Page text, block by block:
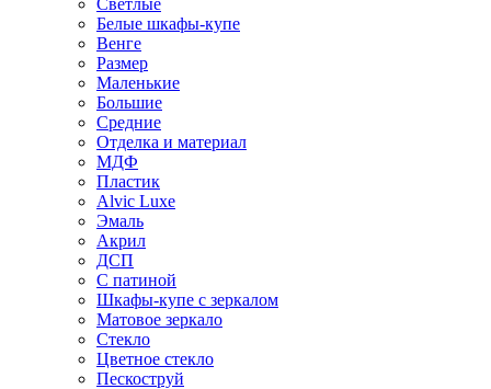
Светлые
Белые шкафы-купе
Венге
Размер
Маленькие
Большие
Средние
Отделка и материал
МДФ
Пластик
Alvic Luxe
Эмаль
Акрил
ДСП
С патиной
Шкафы-купе с зеркалом
Матовое зеркало
Стекло
Цветное стекло
Пескоструй